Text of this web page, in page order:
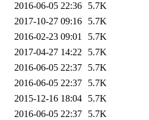
2016-06-05 22:36
5.7K
2017-10-27 09:16
5.7K
2016-02-23 09:01
5.7K
2017-04-27 14:22
5.7K
2016-06-05 22:37
5.7K
2016-06-05 22:37
5.7K
2015-12-16 18:04
5.7K
2016-06-05 22:37
5.7K